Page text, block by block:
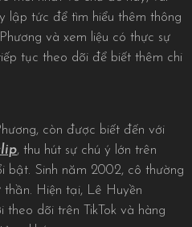
lập tức để tìm hiểu thêm thông
và xem liệu có thực sự
tục theo dõi để biết thêm chi
còn được biết đến với
, thu hút sự chú ý lớn trên
bật. Sinh năm 2002, cô thường
Hiện tại, Lê Huyền
theo dõi trên TikTok và hàng